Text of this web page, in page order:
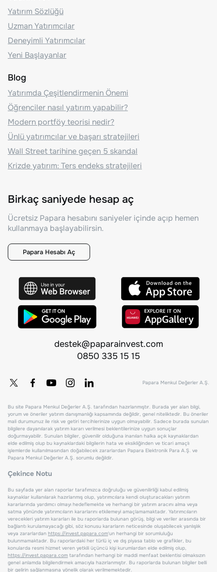
Yatırım Sözlüğü
Uzman Yatırımcılar
Deneyimli Yatırımcılar
Yeni Başlayanlar
Blog
Yatırımda Çeşitlendirmenin Önemi
Öğrenciler nasıl yatırım yapabilir?
Modern portföy teorisi nedir?
Ünlü yatırımcılar ve başarı stratejileri
Wall Street tarihine geçen 5 skandal
Krizde yatırım: Ters endeks stratejileri
Birkaç saniyede hesap aç
Ücretsiz Papara hesabını saniyeler içinde açıp hemen
kullanmaya başlayabilirsin.
Papara Hesabı Aç
destek@paparainvest.com
0850 335 15 15
Papara Menkul Değerler A.Ş.
Bu site Papara Menkul Değerler A.Ş. tarafından hazırlanmıştır. Burada yer alan bilgi,
yorum ve öneriler yatırım danışmanlığı kapsamında değildir, genel niteliktedir. Bu öneriler
mali durumunuz ile risk ve getiri tercihlerinize uygun olmayabilir. Sadece burada sunulan
bilgilere dayanılarak yatırım kararı verilmesi beklentilerinize uygun sonuçlar
doğurmayabilir. Sunulan bilgiler, güvenilir olduğuna inanılan halka açık kaynaklardan
elde edilmiş olup bu kaynaklardaki bilgilerin hata ve eksikliğinden ve ticari amaçlı
işlemlerde kullanılmasından doğabilecek zararlardan Papara Elektronik Para A.Ş. ve
Papara Menkul Değerler A.Ş. sorumlu değildir.
Çekince Notu
Bu sayfada yer alan raporlar tarafımızca doğruluğu ve güvenilirliği kabul edilmiş
kaynaklar kullanılarak hazırlanmış olup, yatırımcılara kendi oluşturacakları yatırım
kararlarında yardımcı olmayı hedeflemekte ve herhangi bir yatırım aracını alma veya
satma yönünde yatırımcıların kararlarını etkilemeyi amaçlamamaktadır. Yatırımcıların
verecekleri yatırım kararları ile bu raporlarda bulunan görüş, bilgi ve veriler arasında bir
bağlantı kurulamayacağı gibi, söz konusu kararların neticesinde oluşabilecek yanlışlık
veya zararlardan https://invest.papara.com'un herhangi bir sorumluluğu
bulunmamaktadır. Bu raporlardaki her türlü iç ve dış piyasa tablo ve grafikler, bu
konularda resmi hizmet veren yetkili üçüncü kişi kurumlardan elde edilmiş olup,
https://invest.papara.com tarafından herhangi bir maddi menfaat beklentisi olmaksızın
genel anlamda bilgilendirmek amacıyla hazırlanmıştır. Bu raporlarda bulunan bilgiler belli
bir gelirin sağlanmasına yönelik olarak verilmemektedir.